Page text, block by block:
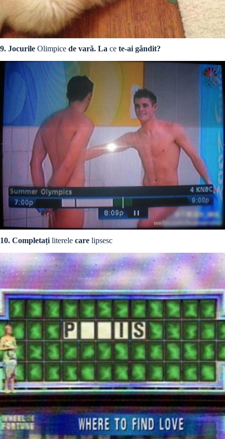
9. Jocurile Olimpice de vară. La ce te-ai gândit?
10. Completați literele care lipsesc